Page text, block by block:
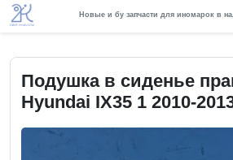
Новые и бу запчасти для иномарок в
Подушка в сиденье
Hyundai IX35 1 2010-